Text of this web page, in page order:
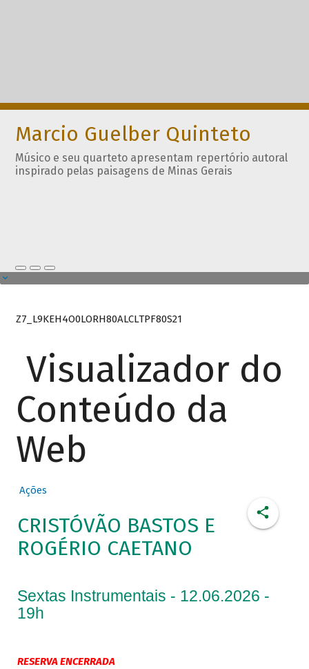
Marcio Guelber Quinteto
Músico e seu quarteto apresentam repertório autoral
inspirado pelas paisagens de Minas Gerais
Z7_L9KEH4O0LORH80ALCLTPF80S21
Visualizador do
Conteúdo da
Web
Ações
CRISTÓVÃO BASTOS E
ROGÉRIO CAETANO
Sextas Instrumentais - 12.06.2026 -
19h
RESERVA ENCERRADA